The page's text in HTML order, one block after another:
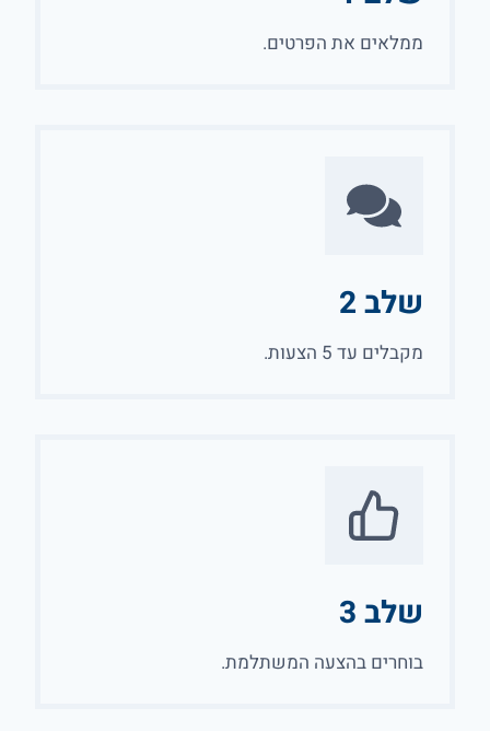
ממלאים את הפרטים.
שלב 2
מקבלים עד 5 הצעות.
שלב 3
בוחרים בהצעה המשתלמת.